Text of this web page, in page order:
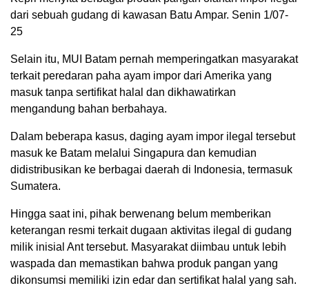
dari sebuah gudang di kawasan Batu Ampar. Senin 1/07-
25
Selain itu, MUI Batam pernah memperingatkan masyarakat
terkait peredaran paha ayam impor dari Amerika yang
masuk tanpa sertifikat halal dan dikhawatirkan
mengandung bahan berbahaya.
Dalam beberapa kasus, daging ayam impor ilegal tersebut
masuk ke Batam melalui Singapura dan kemudian
didistribusikan ke berbagai daerah di Indonesia, termasuk
Sumatera.
Hingga saat ini, pihak berwenang belum memberikan
keterangan resmi terkait dugaan aktivitas ilegal di gudang
milik inisial Ant tersebut. Masyarakat diimbau untuk lebih
waspada dan memastikan bahwa produk pangan yang
dikonsumsi memiliki izin edar dan sertifikat halal yang sah.